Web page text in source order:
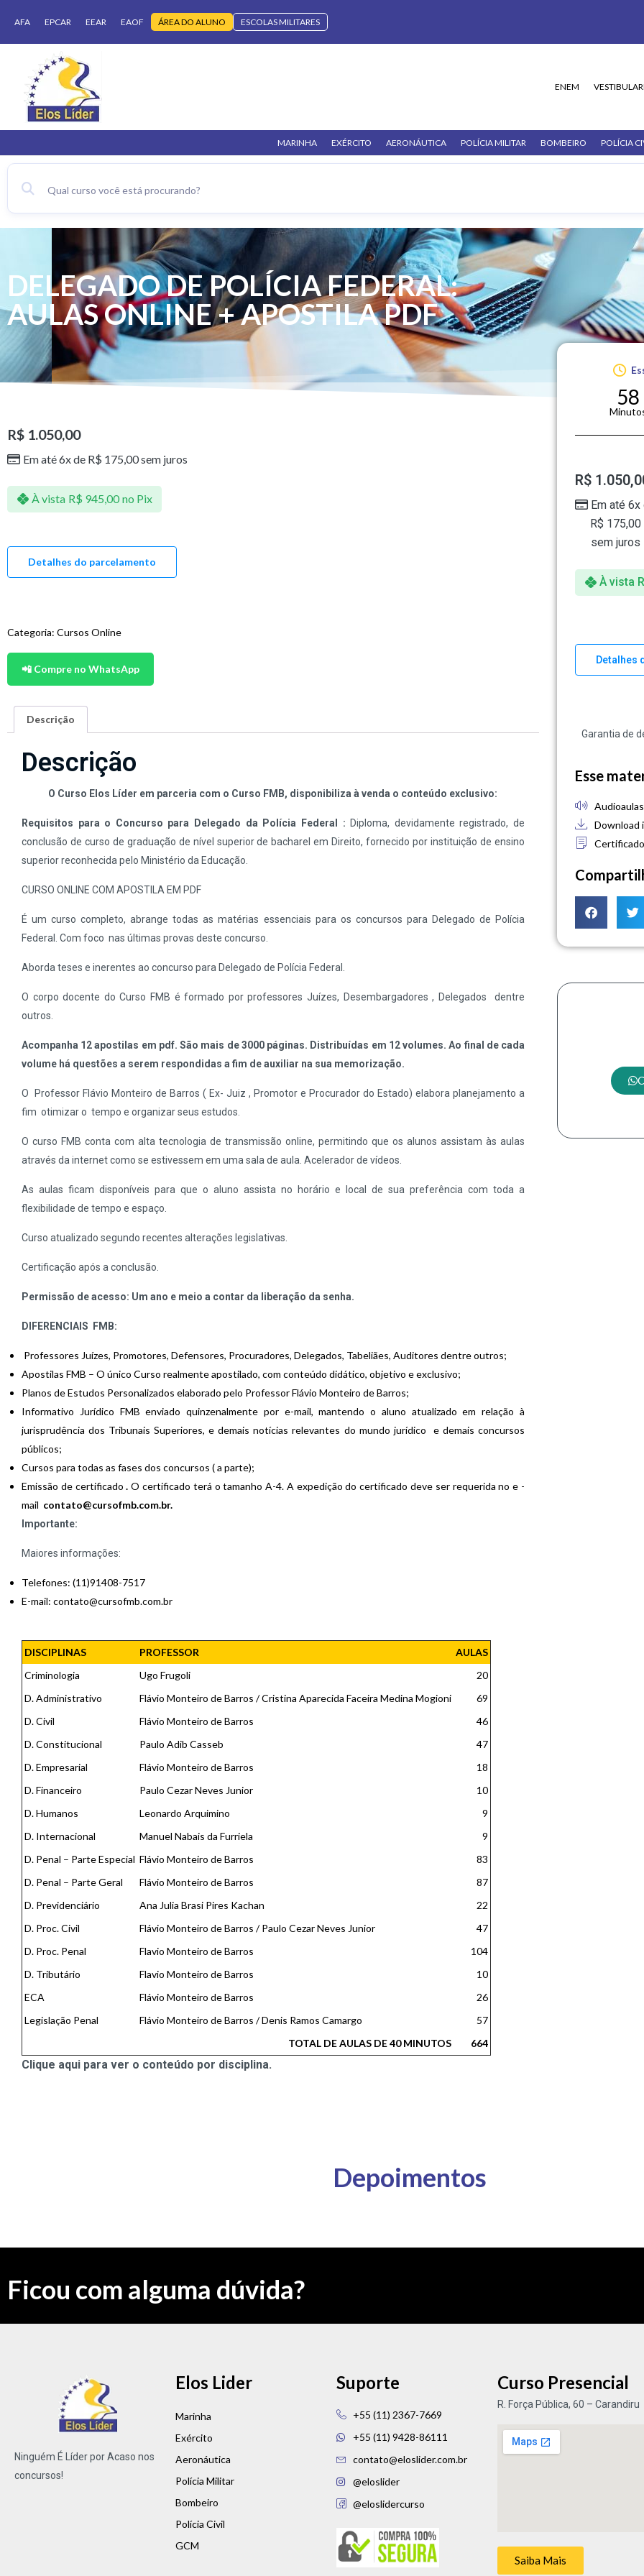
AFA EPCAR EEAR EAOF ÁREA DO ALUNO ESCOLAS MILITARES
ENEM
MARINHA EXÉRCITO AERONÁUTICA POLÍCIA MILITAR BOMBEIRO POLÍCIA
DELEGADO DE POLÍCIA FEDERAL:
AULAS ONLINE + APOSTILA PDF
R$ 1.050,00
Em até 6x de R$ 175,00sem juros
À vista R$ 945,00 no Pix
Detalhes do parcelamento
Categoria: Cursos Online
📲 Compre no WhatsApp
Descrição
Descrição
O Curso Elos Líder em parceria com o Curso FMB, disponibiliza à venda o conteúdo exclusivo:
Requisitos para o Concurso para Delegado da Polícia Federal : Diploma, devidamente registrado, de
conclusão de curso de graduação de nível superior de bacharel em Direito, fornecido por instituição de ensino
superior reconhecida pelo Ministério da Educação.
CURSO ONLINE COM APOSTILA EM PDF
É um curso completo, abrange todas as matérias essenciais para os concursos para Delegado de Polícia
Federal. Com foco nas últimas provas deste concurso.
Aborda teses e inerentes ao concurso para Delegado de Polícia Federal.
O corpo docente do Curso FMB é formado por professores Juízes, Desembargadores , Delegados dentre
outros.
Acompanha 12 apostilas em pdf. São mais de 3000 páginas. Distribuídas em 12 volumes. Ao final de cada
volume há questões a serem respondidas a fim de auxiliar na sua memorização.
O Professor Flávio Monteiro de Barros ( Ex- Juiz , Promotor e Procurador do Estado) elabora planejamento a
fim otimizar o tempo e organizar seus estudos.
O curso FMB conta com alta tecnologia de transmissão online, permitindo que os alunos assistam às aulas
através da internet como se estivessem em uma sala de aula. Acelerador de vídeos.
As aulas ficam disponíveis para que o aluno assista no horário e local de sua preferência com toda a
flexibilidade de tempo e espaço.
Curso atualizado segundo recentes alterações legislativas.
Certificação após a conclusão.
Permissão de acesso: Um ano e meio a contar da liberação da senha.
DIFERENCIAIS FMB:
Professores Juízes, Promotores, Defensores, Procuradores, Delegados, Tabeliães, Auditores dentre outros;
Apostilas FMB – O único Curso realmente apostilado, com conteúdo didático, objetivo e exclusivo;
Planos de Estudos Personalizados elaborado pelo Professor Flávio Monteiro de Barros;
Informativo Jurídico FMB enviado quinzenalmente por e-mail, mantendo o aluno atualizado em relação à
jurisprudência dos Tribunais Superiores, e demais notícias relevantes do mundo jurídico e demais concursos
públicos;
Cursos para todas as fases dos concursos ( a parte);
Emissão de certificado .O certificado terá o tamanho A-4. A expedição do certificado deve ser requerida no e -
mail contato@cursofmb.com.br.
Importante:
Maiores informações:
Telefones: (11)91408-7517
E-mail: contato@cursofmb.com.br
DISCIPLINAS PROFESSOR
AULAS
Criminologia
Ugo Frugoli
20
D. Administrativo
Flávio Monteiro de Barros / Cristina Aparecida Faceira Medina Mogioni
69
D. Civil
Flávio Monteiro de Barros
46
D. Constitucional
Paulo Adib Casseb
47
D. Empresarial
Flávio Monteiro de Barros
18
D. Financeiro
Paulo Cezar Neves Junior
10
D. Humanos
Leonardo Arquimino
9
D. Internacional
Manuel Nabais da Furriela
9
D. Penal – Parte Especial Flávio Monteiro de Barros
83
D. Penal – Parte Geral
Flávio Monteiro de Barros
87
D. Previdenciário
Ana Julia Brasi Pires Kachan
22
D. Proc. Civil
Flávio Monteiro de Barros / Paulo Cezar Neves Junior
47
D. Proc. Penal
Flavio Monteiro de Barros
104
D. Tributário
Flavio Monteiro de Barros
10
ECA
Flávio Monteiro de Barros
26
Legislação Penal
Flávio Monteiro de Barros / Denis Ramos Camargo
57
TOTAL DE AULAS DE 40 MINUTOS
664
Clique aqui para ver o conteúdo por disciplina.
58
R$
Em até 6x
R$ 175,00
sem juros
À vista
Detalhes
Garantia de
Esse
Audioaulas
Download
Depoimentos
Ficou com alguma dúvida?
Ninguém É Líder por Acaso nos
concursos!
Elos Lider
Marinha
Exército
Aeronáutica
Polícia Militar
Bombeiro
Polícia Civil
GCM
Suporte
+55 (11) 2367-7669
+55 (11) 9428-86111
contato@eloslider.com.br
@eloslider
@eloslidercurso
Curso Presencial
R. Força Pública, 60 – Carandiru
Saiba Mais